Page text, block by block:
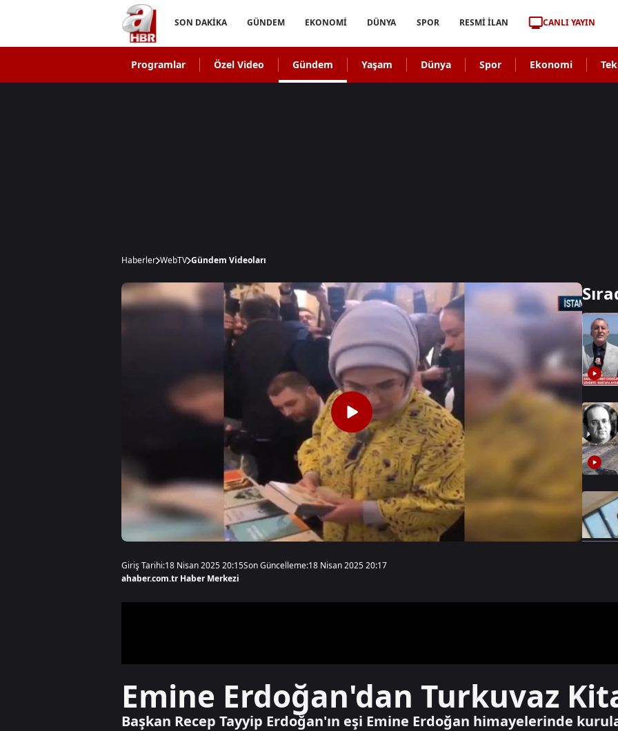
SON DAKİKA GÜNDEM EKONOMİ DÜNYA SPOR RESMİ İLAN CANLI YAYIN
Programlar Özel Video Gündem Yaşam Dünya Spor Ekonomi
Haberler WebTV Gündem Videoları
Giriş Tarihi:18 Nisan 2025 20:15Son Güncelleme:18 Nisan 2025 20:17
ahaber.com.tr Haber Merkezi
Emine Erdoğan'dan Turkuvaz
Başkan Recep Tayyip Erdoğan'ın eşi Emine Erdoğan himayelerinde